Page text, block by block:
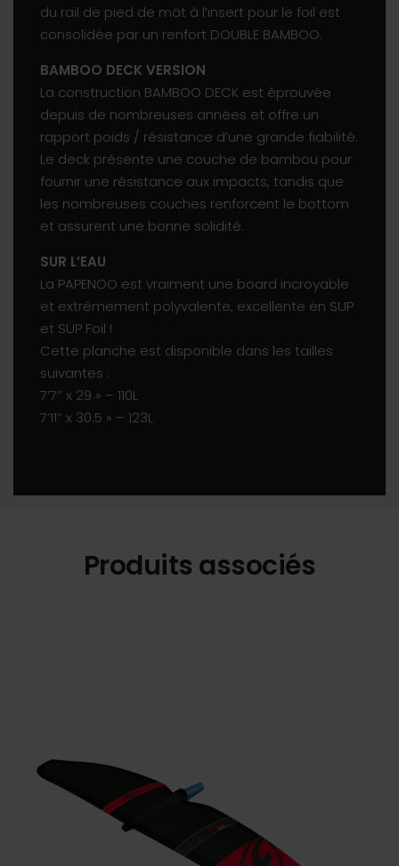
du rail de pied de mât à l’insert pour le foil est
consolidée par un renfort DOUBLE BAMBOO.
BAMBOO DECK VERSION
La construction BAMBOO DECK est éprouvée
depuis de nombreuses années et offre un
rapport poids / résistance d’une grande fiabilité.
Le deck présente une couche de bambou pour
fournir une résistance aux impacts, tandis que
les nombreuses couches renforcent le bottom
et assurent une bonne solidité.
SUR L’EAU
La PAPENOO est vraiment une board incroyable
et extrêmement polyvalente, excellente en SUP
et SUP Foil !
Cette planche est disponible dans les tailles
suivantes :
7’7’’ x 29 » – 110L
7’11’’ x 30.5 » – 123L
Produits associés